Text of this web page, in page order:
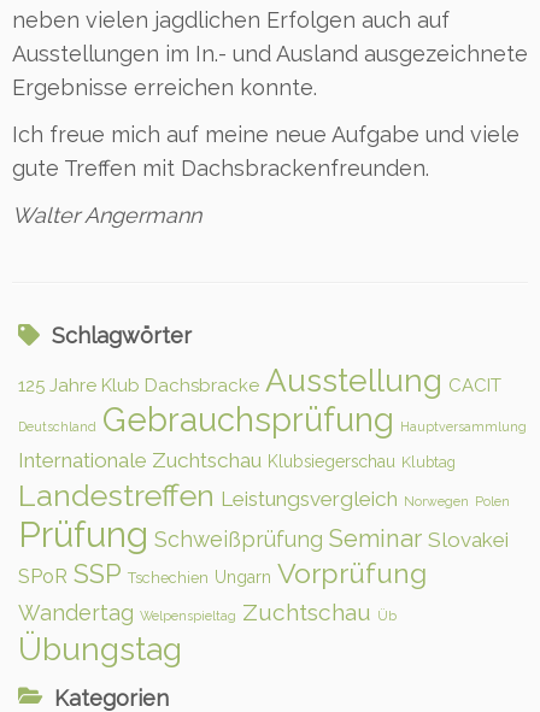
neben vielen jagdlichen Erfolgen auch auf
Ausstellungen im In.- und Ausland ausgezeichnete
Ergebnisse erreichen konnte.
Ich freue mich auf meine neue Aufgabe und viele
gute Treffen mit Dachsbrackenfreunden.
Walter Angermann
Schlagwörter
125 Jahre Klub Dachsbracke Ausstellung CACIT
Deutschland Gebrauchsprüfung Hauptversammlung
Internationale Zuchtschau Klubsiegerschau Klubtag
Landestreffen Leistungsvergleich Norwegen Polen
Prüfung Schweißprüfung Seminar Slovakei
SPoR SSP Tschechien Ungarn Vorprüfung
Wandertag Welpenspieltag Zuchtschau Üb
Übungstag
Kategorien